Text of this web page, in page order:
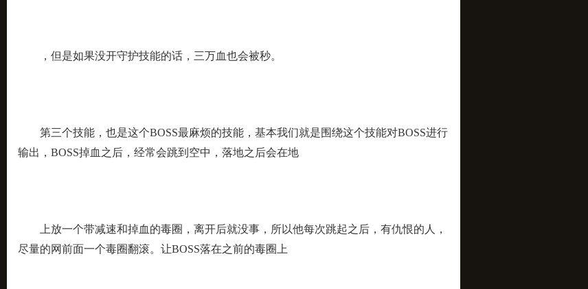
，但是如果没开守护技能的话，三万血也会被秒。
第三个技能，也是这个BOSS最麻烦的技能，基本我们就是围绕这个技能对BOSS进行
输出，BOSS掉血之后，经常会跳到空中，落地之后会在地
上放一个带减速和掉血的毒圈，离开后就没事，所以他每次跳起之后，有仇恨的人，
尽量的网前面一个毒圈翻滚。让BOSS落在之前的毒圈上